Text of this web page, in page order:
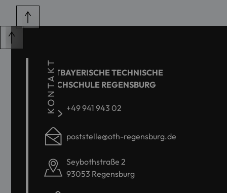
KONTAKT
OSTBAYERISCHE TECHNISCHE
HOCHSCHULE REGENSBURG
+49 941 943 02
poststelle@oth-regensburg.de
Seybothstraße 2
93053 Regensburg